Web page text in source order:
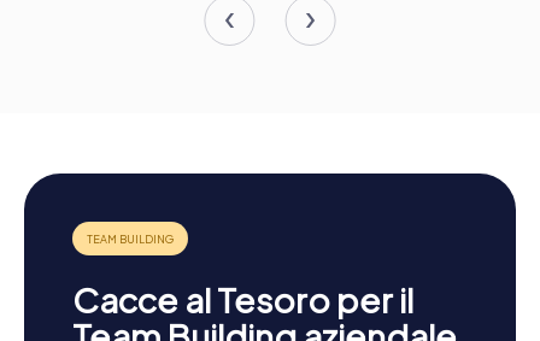
Cacce al Tesoro per il